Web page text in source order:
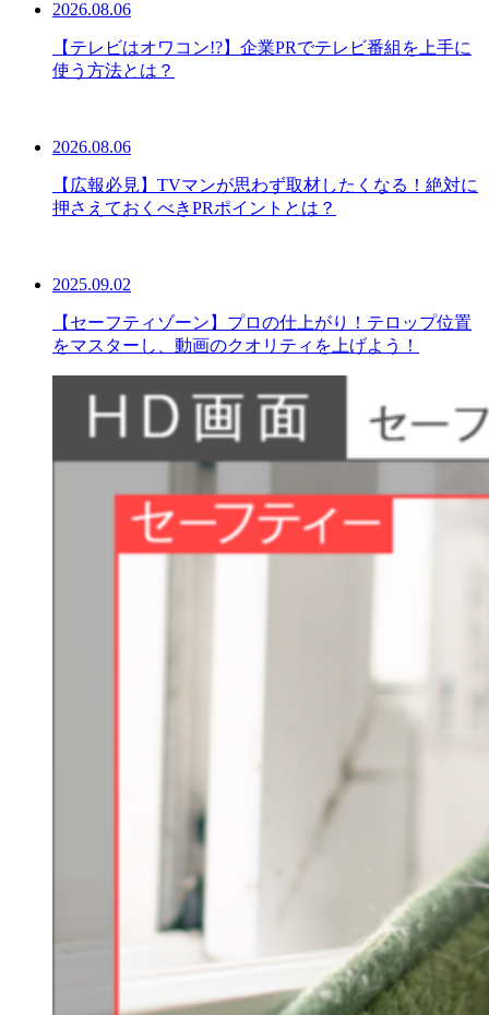
2026.08.06
【テレビはオワコン!?】企業PRでテレビ番組を上手に
使う方法とは？
2026.08.06
【広報必見】TVマンが思わず取材したくなる！絶対に
押さえておくべきPRポイントとは？
2025.09.02
【セーフティゾーン】プロの仕上がり！テロップ位置
をマスターし、動画のクオリティを上げよう！